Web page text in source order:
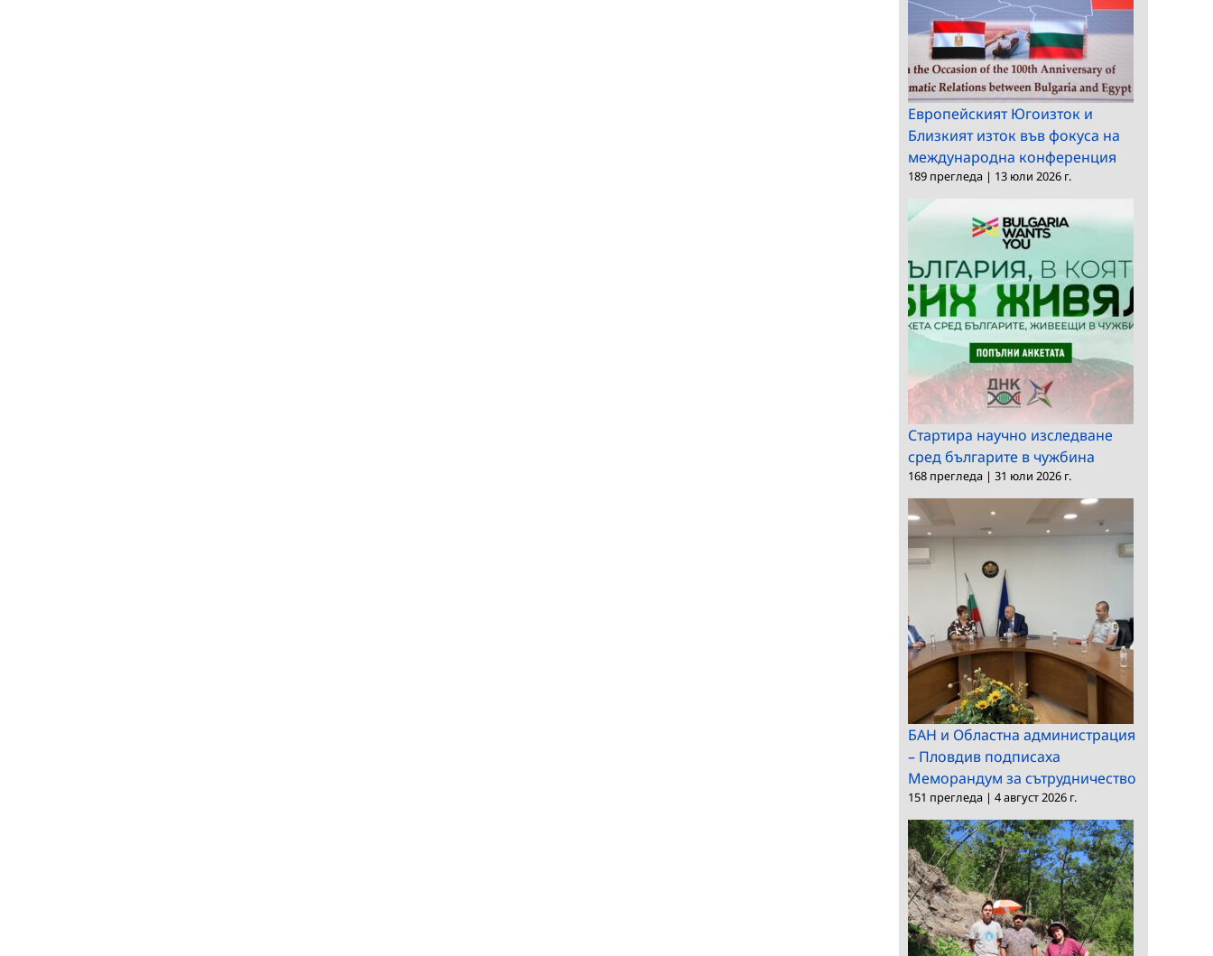
Европейският Югоизток и
Близкият изток във фокуса на
международна конференция
189 прегледа | 13 юли 2026 г.
Стартира научно изследване
сред българите в чужбина
168 прегледа | 31 юли 2026 г.
БАН и Областна администрация
– Пловдив подписаха
Меморандум за сътрудничество
151 прегледа | 4 август 2026 г.